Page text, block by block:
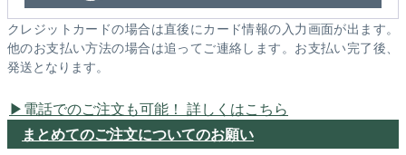
クレジットカードの場合は直後にカード情報の入力画面が出ます。
他のお支払い方法の場合は追ってご連絡します。お支払い完了後、
発送となります。
電話でのご注文も可能！ 詳しくはこちら
まとめてのご注文についてのお願い